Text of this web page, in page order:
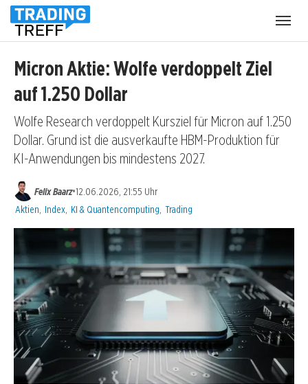
Micron Aktie: Wolfe verdoppelt Ziel
auf 1.250 Dollar
Wolfe Research verdoppelt Kursziel für Micron auf 1.250
Dollar. Grund ist die ausverkaufte HBM-Produktion für
KI-Anwendungen bis mindestens 2027.
Felix Baarz•12.06.2026, 21:55 Uhr
Kategorien:
Aktien Index KI & Quantencomputing Trading